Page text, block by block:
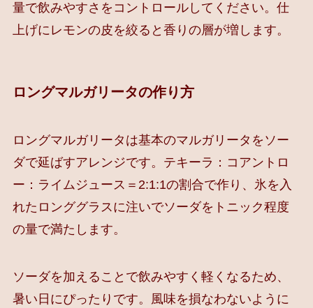
量で飲みやすさをコントロールしてください。仕
上げにレモンの皮を絞ると香りの層が増します。
ロングマルガリータの作り方
ロングマルガリータは基本のマルガリータをソー
ダで延ばすアレンジです。テキーラ：コアントロ
ー：ライムジュース＝2:1:1の割合で作り、氷を入
れたロンググラスに注いでソーダをトニック程度
の量で満たします。
ソーダを加えることで飲みやすく軽くなるため、
暑い日にぴったりです。風味を損なわないように